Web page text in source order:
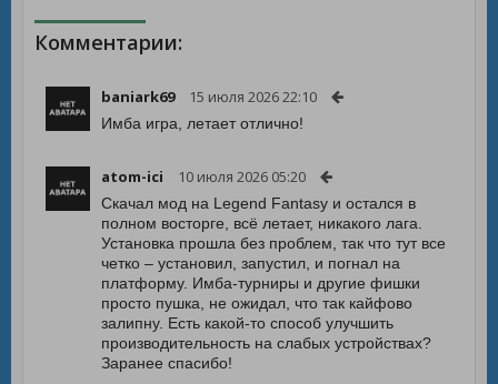
Комментарии:
baniark69 15 июля 2026 22:10
Имба игра, летает отлично!
atom-ici 10 июля 2026 05:20
Скачал мод на Legend Fantasy и остался в
полном восторге, всё летает, никакого лага.
Установка прошла без проблем, так что тут все
четко – установил, запустил, и погнал на
платформу. Имба-турниры и другие фишки
просто пушка, не ожидал, что так кайфово
залипну. Есть какой-то способ улучшить
производительность на слабых устройствах?
Заранее спасибо!